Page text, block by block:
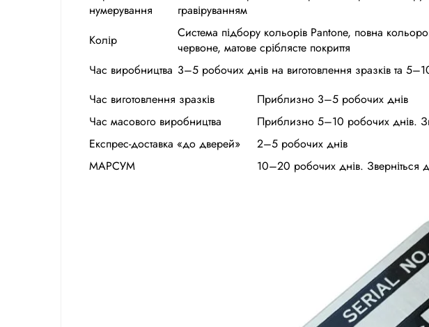
нумерування
гравіруванням
Колір
Система підбору кольорів Pantone, повна
червоне, матове сріблясте покриття
Час виробництва 3–5 робочих днів на виготовлення зразків та
Час виготовлення зразків
Приблизно 3–5 робочих днів
Час масового виробництва
Приблизно 5–10 робочих днів.
Експрес-доставка «до дверей»
2–5 робочих днів
МАРСУМ
10–20 робочих днів. Зверніться